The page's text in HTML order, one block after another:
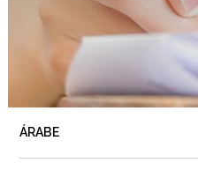
ÁRABE